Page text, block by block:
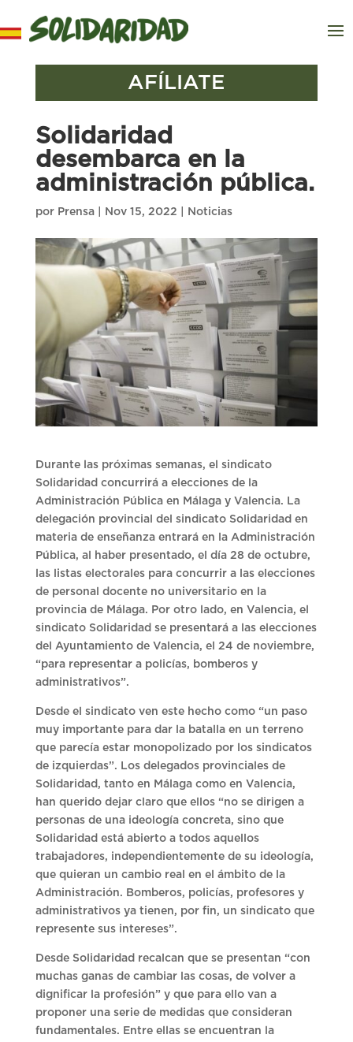
AFÍLIATE
Solidaridad
desembarca en la
administración pública.
por Prensa| Nov 15, 2022 Noticias
Durante las próximas semanas, el sindicato
Solidaridad concurrirá a elecciones de la
Administración Pública en Málaga y Valencia. La
delegación provincial del sindicato Solidaridad en
materia de enseñanza entrará en la Administración
Pública, al haber presentado, el día 28 de octubre,
las listas electorales para concurrir a las elecciones
de personal docente no universitario en la
provincia de Málaga. Por otro lado, en Valencia, el
sindicato Solidaridad se presentará a las elecciones
del Ayuntamiento de Valencia, el 24 de noviembre,
“para representar a policías, bomberos y
administrativos”.
Desde el sindicato ven este hecho como “un paso
muy importante para dar la batalla en un terreno
que parecía estar monopolizado por los sindicatos
de izquierdas”. Los delegados provinciales de
Solidaridad, tanto en Málaga como en Valencia,
han querido dejar claro que ellos “no se dirigen a
personas de una ideología concreta, sino que
Solidaridad está abierto a todos aquellos
trabajadores, independientemente de su ideología,
que quieran un cambio real en el ámbito de la
Administración. Bomberos, policías, profesores y
administrativos ya tienen, por fin, un sindicato que
represente sus intereses”.
Desde Solidaridad recalcan que se presentan “con
muchas ganas de cambiar las cosas, de volver a
dignificar la profesión” y que para ello van a
proponer una serie de medidas que consideran
fundamentales. Entre ellas se encuentran la